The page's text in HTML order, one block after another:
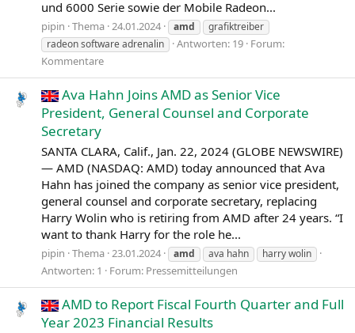
und 6000 Serie sowie der Mobile Radeon...
pipin Thema 24.01.2024 amd
grafiktreiber
radeon software adrenalin
Antworten: 19 Forum:
Kommentare
Ava Hahn Joins AMD as Senior Vice
President, General Counsel and Corporate
Secretary
SANTA CLARA, Calif., Jan. 22, 2024 (GLOBE NEWSWIRE)
— AMD (NASDAQ: AMD) today announced that Ava
Hahn has joined the company as senior vice president,
general counsel and corporate secretary, replacing
Harry Wolin who is retiring from AMD after 24 years. “I
want to thank Harry for the role he...
pipin Thema 23.01.2024 amd ava hahn harry wolin
Antworten: 1 Forum: Pressemitteilungen
AMD to Report Fiscal Fourth Quarter and Full
Year 2023 Financial Results